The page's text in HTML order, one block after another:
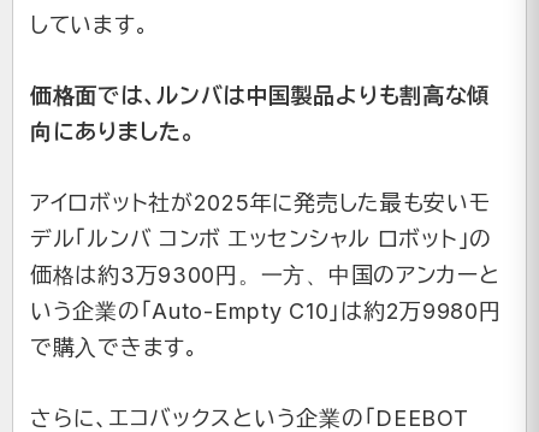
しています。
価格面では、ルンバは中国製品よりも割高な傾
向にありました。
アイロボット社が2025年に発売した最も安いモ
デル「ルンバ コンボ エッセンシャル ロボット」の
価格は約3万9300円。一方、中国のアンカーと
いう企業の「Auto-Empty C10」は約2万9980円
で購入できます。
さらに、エコバックスという企業の「DEEBOT